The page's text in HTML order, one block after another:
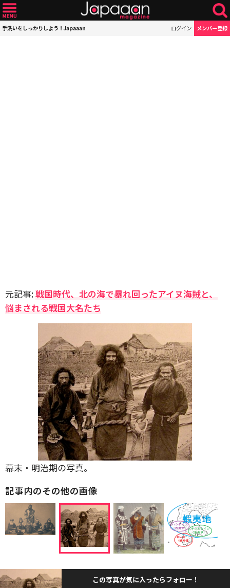
手洗いをしっかりしよう！Japaaan ログイン メンバー登録
元記事:戦国時代、北の海で暴れ回ったアイヌ海賊と、
悩まされる戦国大名たち
幕末・明治期の写真。
記事内のその他の画像
この写真が気に入ったらフォロー！